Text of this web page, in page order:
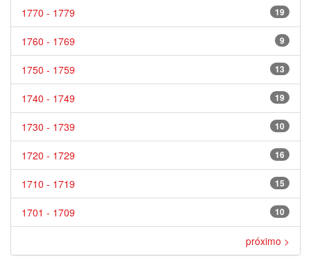
19
1770 - 1779
9
1760 - 1769
13
1750 - 1759
19
1740 - 1749
10
1730 - 1739
16
1720 - 1729
15
1710 - 1719
10
1701 - 1709
próximo >